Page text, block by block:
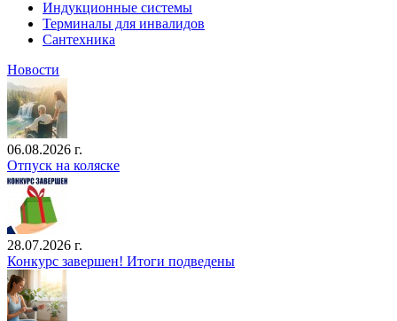
Индукционные системы
Терминалы для инвалидов
Сантехника
Новости
06.08.2026 г.
Отпуск на коляске
28.07.2026 г.
Конкурс завершен! Итоги подведены